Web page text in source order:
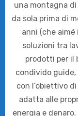
una montagna
da sola prima di
anni (che
soluzioni tra
prodotti per il
condivido
con l’obiettivo
adatta alle
energia e